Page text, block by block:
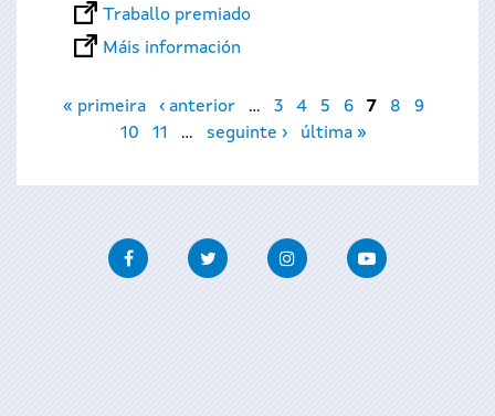
Traballo premiado
Máis información
Páxinas
« primeira ‹ anterior … 3 4 5 6 7 8
9
10
11 … seguinte › última »
FacebookTwitter InstagramYoutube